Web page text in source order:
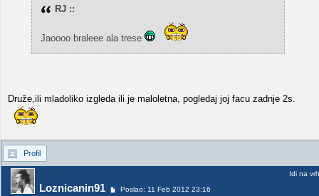
RJ ::
Jaoooo braleee ala trese
Druže,ili mladoliko izgleda ili je maloletna, pogledaj joj facu zadnje 2s.
Profil
Loznicanin91 Poslao: 11 Feb 2012 23:16
Idi na vrh